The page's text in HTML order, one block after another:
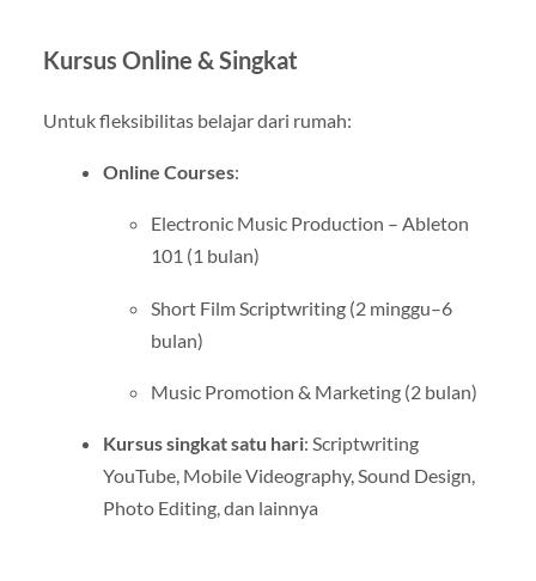
Kursus Online & Singkat
Untuk fleksibilitas belajar dari rumah:
Online Courses:
Electronic Music Production – Ableton
101 (1 bulan)
Short Film Scriptwriting (2 minggu–6
bulan)
Music Promotion & Marketing (2 bulan)
Kursus singkat satu hari: Scriptwriting
YouTube, Mobile Videography, Sound Design,
Photo Editing, dan lainnya